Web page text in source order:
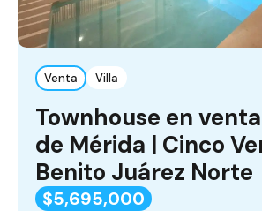
Venta Villa
Townhouse en
de Mérida | Cinco
Benito Juárez Norte
$5,695,000